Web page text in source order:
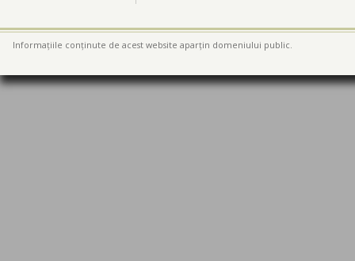
Informațiile conținute de acest website aparțin domeniului public.